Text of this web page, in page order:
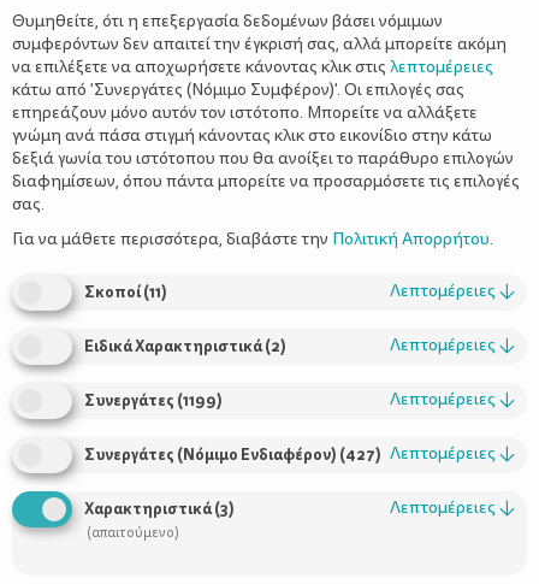
Τροφή υψηλής θρεπτικής αξίας και… γεύσης σχετίζεται με
την έξαρση της παιδικής παχυσαρκίας και γι αυτό πρέπει να
Όταν μιλάμε για κόκκινο κρέας αναφερόμαστε στο μοσχάρι, το
χοιρινό, το αρνί και το κατσίκι, τα οποία είναι πλούσια σε
πολύτιμα στοιχεία: σίδηρο, ψευδάργυρο, βιταμίνη Β12 και
πρωτεΐνες.
Το κόκκινο κρέας είναι ακόμη το κύριο συστατικό των συνταγών
Θυμηθείτε, ότι η επεξεργασία δεδομένων βάσει νόμιμων
συμφερόντων δεν απαιτεί την έγκρισή σας, αλλά μπορείτε ακόμη
να επιλέξετε να αποχωρήσετε κάνοντας κλικ στις λεπτομέρειες
κάτω από 'Συνεργάτες (Νόμιμο Συμφέρον)'. Οι επιλογές σας
επηρεάζουν μόνο αυτόν τον ιστότοπο. Μπορείτε να αλλάξετε
γνώμη ανά πάσα στιγμή κάνοντας κλικ στο εικονίδιο στην κάτω
δεξιά γωνία του ιστότοπου που θα ανοίξει το παράθυρο επιλογών
διαφημίσεων, όπου πάντα μπορείτε να προσαρμόσετε τις επιλογές
σας.
Για να μάθετε περισσότερα, διαβάστε την Πολιτική Απορρήτου.
Σκοποί(11) Λεπτομέρειες ↓
Ειδικά Χαρακτηριστικά(2) Λεπτομέρειες ↓
Συνεργάτες (1199) Λεπτομέρειες ↓
Συνεργάτες (Νόμιμο Ενδιαφέρον) (427) Λεπτομέρειες ↓
Χαρακτηριστικά(3)
(απαιτούμενο)
Λεπτομέρειες ↓